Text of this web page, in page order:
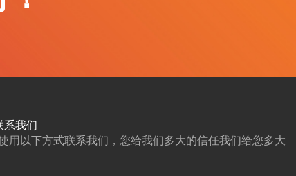
我们
用以下方式联系我们，您给我们多大的信任我们给您多大